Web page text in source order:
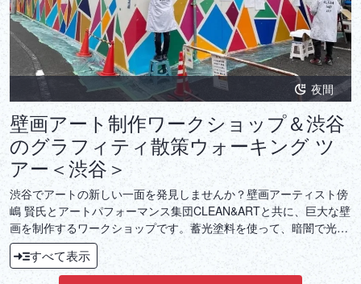
夜間
壁画アート制作ワークショップ＆渋谷
のグラフィティ散策ウォーキング ツ
アー＜渋谷＞
渋谷でアートの新しい一面を発見しませんか？壁画アーティスト傍
嶋 賢氏とアートパフォーマンス集団CLEAN&ARTと共に、巨大な壁
画を制作するワークショップです。蓄光塗料を使って、暗闇で光る
美しい壁画を描く体験ができます。初心者でも安心の絵の描き方講
座もあり、アートの楽しさを存分に味わえます。
すべて表示